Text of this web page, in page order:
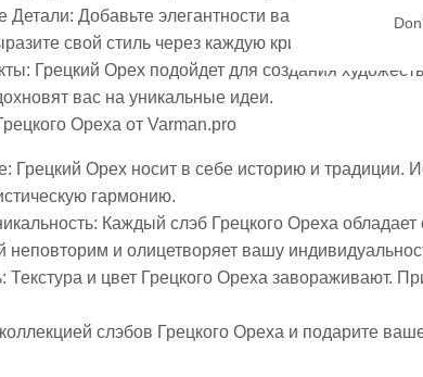
Добавьте элегантности вашему
свой стиль через каждую кривую и оттенок
Грецкий Орех подойдет для создания
вас на уникальные идеи.
Ореха от Varman.pro
Грецкий Орех носит в себе историю и традиции.
гармонию.
Каждый слэб Грецкого Ореха
неповторим и олицетворяет вашу
Текстура и цвет Грецкого Ореха завораживают.
слэбов Грецкого Ореха и подарите